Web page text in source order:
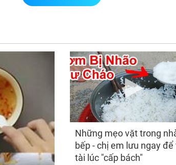
3
khí
đỏ
Những mẹo vặt trong
bếp - chị em lưu ngay để
tài lúc "cấp bách"